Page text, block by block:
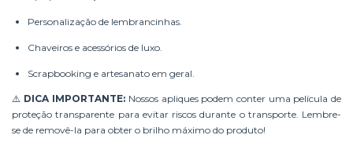
Personalização de lembrancinhas.
Chaveiros e acessórios de luxo.
Scrapbooking e artesanato em geral.
⚠️ DICA IMPORTANTE: Nossos apliques podem conter uma película de
proteção transparente para evitar riscos durante o transporte. Lembre-
se de removê-la para obter o brilho máximo do produto!